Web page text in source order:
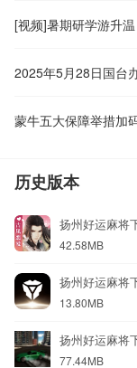
历史版本
扬州好运麻将
42.58MB
扬州好运麻将
13.80MB
扬州好运麻将
77.44MB